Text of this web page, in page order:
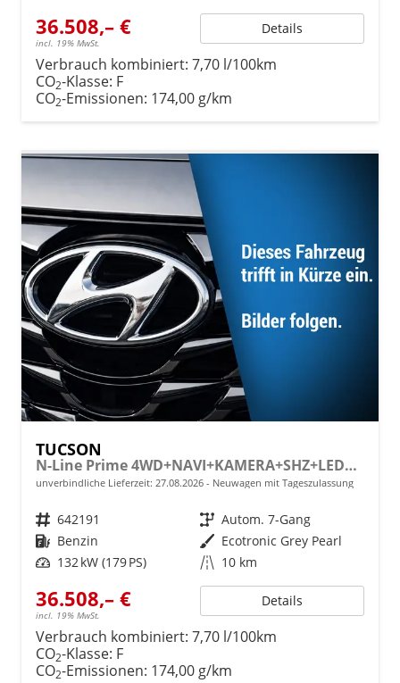
36.508,– €
incl. 19% MwSt.
Details
Verbrauch kombiniert: 7,70 l/100km
CO2-Klasse: F
CO2-Emissionen: 174,00 g/km
TUCSON
N-Line Prime 4WD+NAVI+KAMERA+SHZ+LED+19''ALU+PDC
unverbindliche Lieferzeit: 27.08.2026 Neuwagen mit Tageszulassung
Fahrzeugnr. 642191 Getriebe Autom. 7-Gang
Kraftstoff Benzin Außenfarbe Ecotronic Grey Pearl
Leistung 132 kW (179 PS) Kilometerstand 10 km
36.508,– €
incl. 19% MwSt.
Details
Verbrauch kombiniert: 7,70 l/100km
CO2-Klasse: F
CO2-Emissionen: 174,00 g/km